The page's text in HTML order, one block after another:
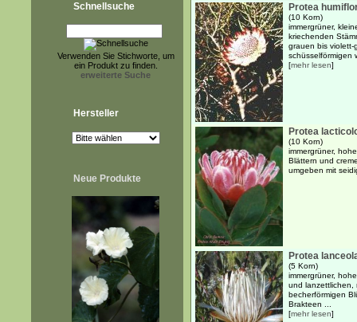
Schnellsuche
Verwenden Sie Stichworte, um
ein Produkt zu finden.
erweiterte Suche
Hersteller
Neue Produkte
Protea
(10 Korn)
immergrüner,
kriechenden
grauen bis
schüsselförmigen
[mehr lesen]
Protea
(10 Korn)
immergrüner,
Blättern und
umgeben mit
Protea
(5 Korn)
immergrüner,
und lanzettlichen,
becherförmigen
Brakteen ...
[mehr lesen]